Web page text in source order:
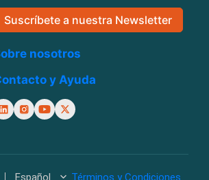
Suscríbete a nuestra Newsletter
nosotros
y Ayuda
Español